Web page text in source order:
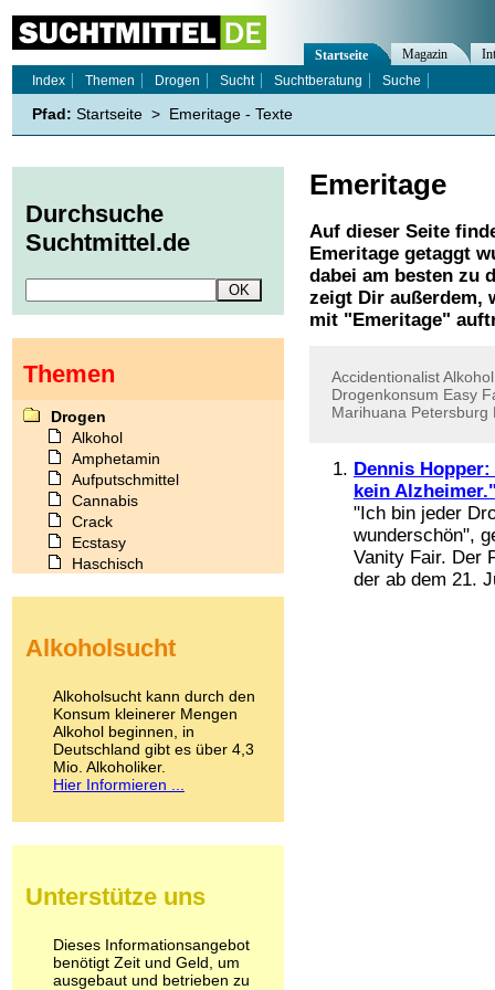
Emeritage
Auf dieser Seite
Emeritage getaggt
dabei am besten zu
zeigt Dir außerdem,
mit " Emeritage"
AccidentionalistAlkohol
Drogenkonsum Easy
Marihuana Petersburg
Dennis
kein
"Ich bin jeder
wunderschön",
Vanity Fair. Der
der ab dem 21.
Startseite Magazin
Index
Themen Drogen Sucht Suchtberatung Suche
Pfad: Startseite > Emeritage - Texte
Durchsuche
Suchtmittel.de
Themen
Drogen
Alkohol
Amphetamin
Aufputschmittel
Cannabis
Crack
Ecstasy
Haschisch
Kokain
LSD
Marihuana
Medikamente
Meskalin
Metamphetamin
Methadon
Pilze
Psychopharmaka
Schlafmittel
Schmerzmittel
Alkoholsucht
Alkoholsucht kann durch den
Konsum kleinerer Mengen
Alkohol beginnen, in
Deutschland gibt es über 4,3
Mio. Alkoholiker.
Hier Informieren ...
Unterstütze uns
Dieses Informationsangebot
benötigt Zeit und Geld, um
ausgebaut und betrieben zu